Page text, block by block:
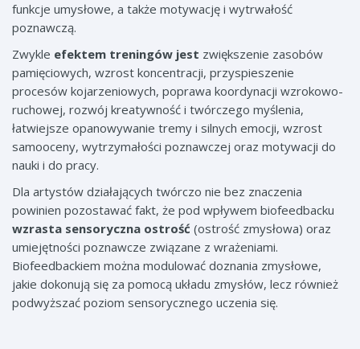
funkcje umysłowe, a także motywację i wytrwałość
poznawczą.
Zwykle efektem treningów jest zwiększenie zasobów
pamięciowych, wzrost koncentracji, przyspieszenie
procesów kojarzeniowych, poprawa koordynacji wzrokowo-
ruchowej, rozwój kreatywność i twórczego myślenia,
łatwiejsze opanowywanie tremy i silnych emocji, wzrost
samooceny, wytrzymałości poznawczej oraz motywacji do
nauki i do pracy.
Dla artystów działających twórczo nie bez znaczenia
powinien pozostawać fakt, że pod wpływem biofeedbacku
wzrasta sensoryczna ostrość (ostrość zmysłowa) oraz
umiejętności poznawcze związane z wrażeniami.
Biofeedbackiem można modulować doznania zmysłowe,
jakie dokonują się za pomocą układu zmysłów, lecz również
podwyższać poziom sensorycznego uczenia się.